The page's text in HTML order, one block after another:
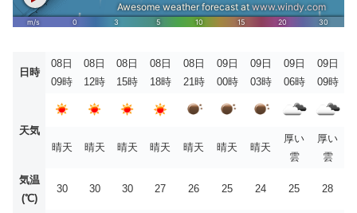
日時
08日
09時
08日
12時
08日
15時
08日
18時
08日
21時
09日
00時
09日
03時
09日
06時
09日
09時
天気
晴天
晴天 晴天 晴天 晴天 晴天 晴天
厚い
雲
厚い
雲
気温
(℃)
30 30 30 27 26 25 24 25 28